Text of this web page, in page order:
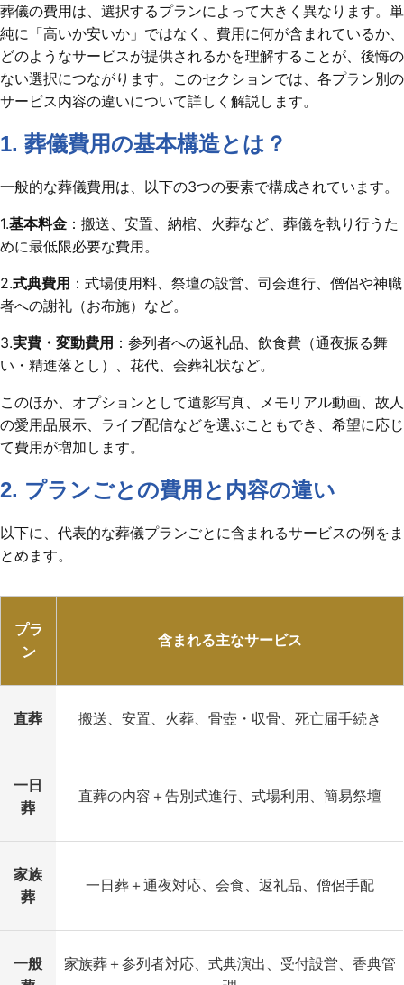
葬儀の費用は、選択するプランによって大きく異なります。単
純に「高いか安いか」ではなく、費用に何が含まれているか、
どのようなサービスが提供されるかを理解することが、後悔の
ない選択につながります。このセクションでは、各プラン別の
サービス内容の違いについて詳しく解説します。
1. 葬儀費用の基本構造とは？
一般的な葬儀費用は、以下の3つの要素で構成されています。
1.基本料金 ：搬送、安置、納棺、火葬など、葬儀を執り行うた
めに最低限必要な費用。
2.式典費用 ：式場使用料、祭壇の設営、司会進行、僧侶や神職
者への謝礼（お布施）など。
3.実費・変動費用 ：参列者への返礼品、飲食費（通夜振る舞
い・精進落とし）、花代、会葬礼状など。
このほか、オプションとして遺影写真、メモリアル動画、故人
の愛用品展示、ライブ配信などを選ぶこともでき、希望に応じ
て費用が増加します。
2. プランごとの費用と内容の違い
以下に、代表的な葬儀プランごとに含まれるサービスの例をま
とめます。
プラ
ン
含まれる主なサービス
直葬 搬送、安置、火葬、骨壺・収骨、死亡届手続き
一日
葬
直葬の内容＋告別式進行、式場利用、簡易祭壇
家族
葬
一日葬＋通夜対応、会食、返礼品、僧侶手配
一般
家族葬＋参列者対応、式典演出、受付設営、香典管